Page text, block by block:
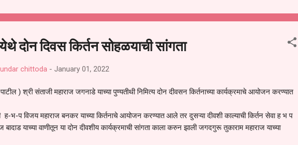
दोन दिवस किर्तन सोहळयाची सांगता
chittoda - January 01, 2022
) श्री संताजी महाराज जगनाडे याच्या पुण्यतीथी निमित्य दोन दीवसन किर्तनाच्या कार्यक्रमाचे आयोजन करण्यात
ह-भ-प विजय महाराज बनकर याच्या किर्तनाचे आयोजन करण्यात आले तर दुसऱ्या दीवशी काल्याची किर्तन सेवा ह भ प
बादाड याच्या वाणीतून या दोन दीवशीय कार्यक्रमाची सांगता काला करुन झाली जगदगुरू तुकाराम महाराज याच्या